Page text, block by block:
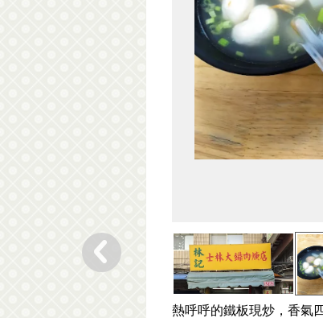
熱呼呼的鐵板現炒，香氣